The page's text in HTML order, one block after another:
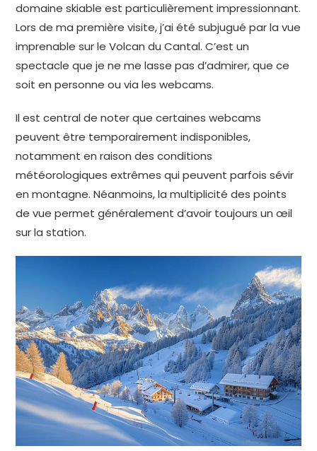
domaine skiable est particulièrement impressionnant.
Lors de ma première visite, j’ai été subjugué par la vue
imprenable sur le Volcan du Cantal. C’est un
spectacle que je ne me lasse pas d’admirer, que ce
soit en personne ou via les webcams.
Il est central de noter que certaines webcams
peuvent être temporairement indisponibles,
notamment en raison des conditions
météorologiques extrêmes qui peuvent parfois sévir
en montagne. Néanmoins, la multiplicité des points
de vue permet généralement d’avoir toujours un œil
sur la station.